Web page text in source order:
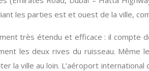
les parties est et ouest de la ville,
très étendu et efficace : il compte
les deux rives du ruisseau.
la ville au loin. L’aéroport